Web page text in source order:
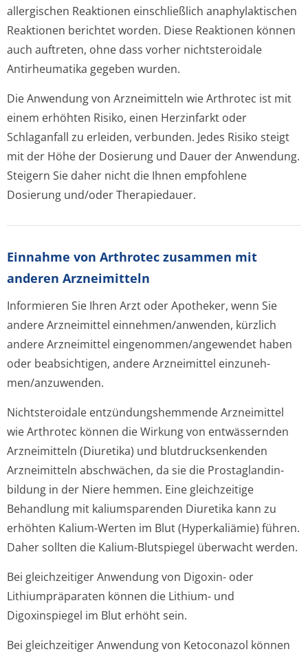
allergischen Reaktionen einschließlich anaphylaktischen
Reaktionen berichtet worden. Diese Reaktionen können
auch auftreten, ohne dass vorher nichtsteroidale
Antirheumatika gegeben wurden.
Die Anwendung von Arzneimitteln wie Arthrotec ist mit
einem erhöhten Risiko, einen Herzinfarkt oder
Schlaganfall zu erleiden, verbunden. Jedes Risiko steigt
mit der Höhe der Dosierung und Dauer der Anwendung.
Steigern Sie daher nicht die Ihnen empfohlene
Dosierung und/oder Therapiedauer.
Einnahme von Arthrotec zusammen mit
anderen Arzneimitteln
Informieren Sie Ihren Arzt oder Apotheker, wenn Sie
andere Arzneimittel einnehmen/anwenden, kürzlich
andere Arzneimittel eingenommen/an­gewendet haben
oder beabsichtigen, andere Arzneimittel einzuneh-
men/anzuwenden.
Nichtsteroidale entzündungshemmende Arzneimittel
wie Arthrotec können die Wirkung von entwässernden
Arzneimitteln (Diuretika) und blutdrucksenkenden
Arzneimitteln abschwächen, da sie die Prostaglandin­
bildung in der Niere hemmen. Eine gleichzeitige
Behandlung mit kaliumsparenden Diuretika kann zu
erhöhten Kalium-Werten im Blut (Hyperkaliämie) führen.
Daher sollten die Kalium-Blutspiegel überwacht werden.
Bei gleichzeitiger Anwendung von Digoxin- oder
Lithiumpräparaten können die Lithium- und
Digoxinspiegel im Blut erhöht sein.
Bei gleichzeitiger Anwendung von Ketoconazol können